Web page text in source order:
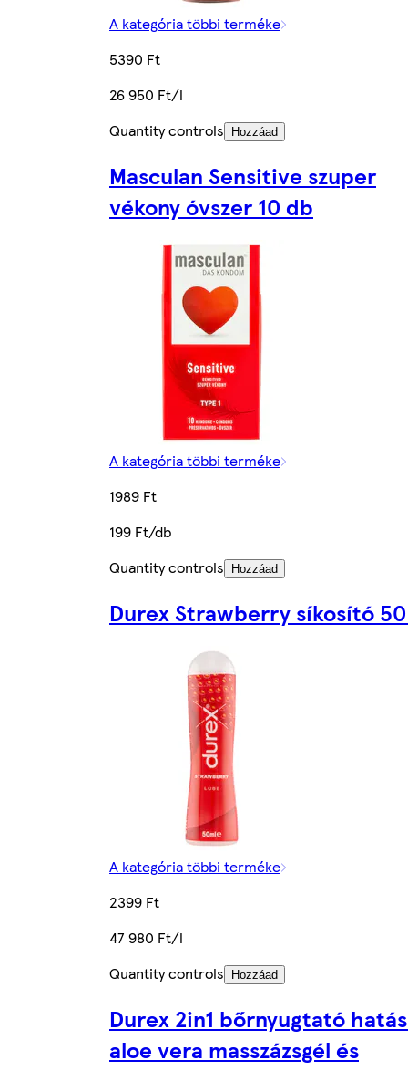
A kategória többi terméke
5390 Ft
26 950 Ft/l
Quantity controls
Hozzáad
Masculan Sensitive szuper
vékony óvszer 10 db
A kategória többi terméke
1989 Ft
199 Ft/db
Quantity controls
Hozzáad
Durex Strawberry síkosító
A kategória többi terméke
2399 Ft
47 980 Ft/l
Quantity controls
Hozzáad
Durex 2in1 bőrnyugtató
aloe vera masszázsgél és